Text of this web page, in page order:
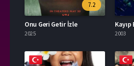
7.2
Onu Geri Getir İzle
2025 2003